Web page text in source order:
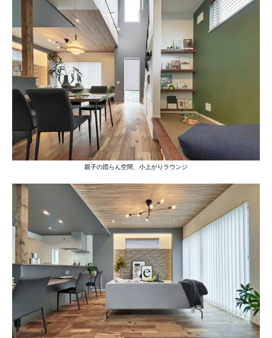
親子の団らん空間、小上がりラウンジ